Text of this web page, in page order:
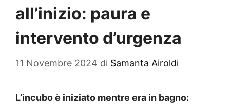
all’inizio: paura e
intervento d’urgenza
11 Novembre 2024 di Samanta Airoldi
L’incubo è iniziato mentre era in bagno: